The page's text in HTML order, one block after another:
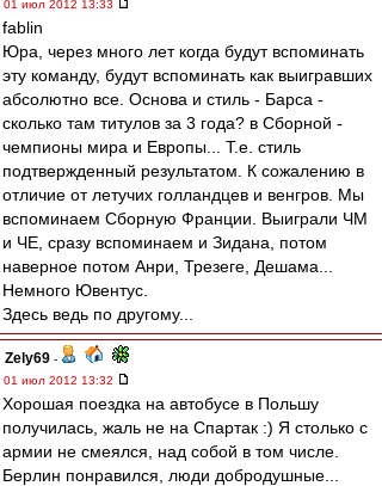
01 июл 2012 13:33
fablin
Юра, через много лет когда будут вспоминать
эту команду, будут вспоминать как выигравших
абсолютно все. Основа и стиль - Барса -
сколько там титулов за 3 года? в Сборной -
чемпионы мира и Европы... Т.е. стиль
подтвержденный результатом. К сожалению в
отличие от летучих голландцев и венгров. Мы
вспоминаем Сборную Франции. Выиграли ЧМ
и ЧЕ, сразу вспоминаем и Зидана, потом
наверное потом Анри, Трезеге, Дешама...
Немного Ювентус.
Здесь ведь по другому...
Zely69 -
01 июл 2012 13:32
Хорошая поездка на автобусе в Польшу
получилась, жаль не на Спартак :) Я столько с
армии не смеялся, над собой в том числе.
Берлин понравился, люди добродушные...